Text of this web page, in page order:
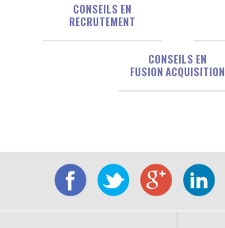
CONSEILS EN
RECRUTEMENT
CONSEILS EN
FUSION ACQUISITION